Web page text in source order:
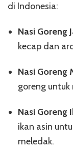
di Indonesia:
Nasi Goreng
kecap dan
Nasi Goreng
goreng
Nasi Goreng
ikan asin
meledak.